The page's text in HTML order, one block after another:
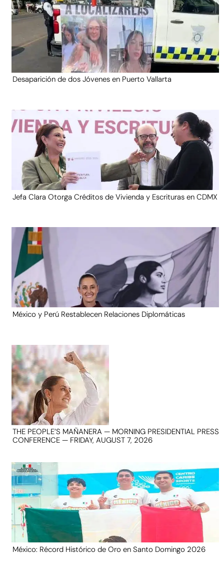
Desaparición de dos Jóvenes en Puerto Vallarta
Jefa Clara Otorga Créditos de Vivienda y Escrituras en CDMX
México y Perú Restablecen Relaciones Diplomáticas
THE PEOPLE’S MAÑANERA — MORNING PRESIDENTIAL PRESS
CONFERENCE — FRIDAY, AUGUST 7, 2026
México: Récord Histórico de Oro en Santo Domingo 2026